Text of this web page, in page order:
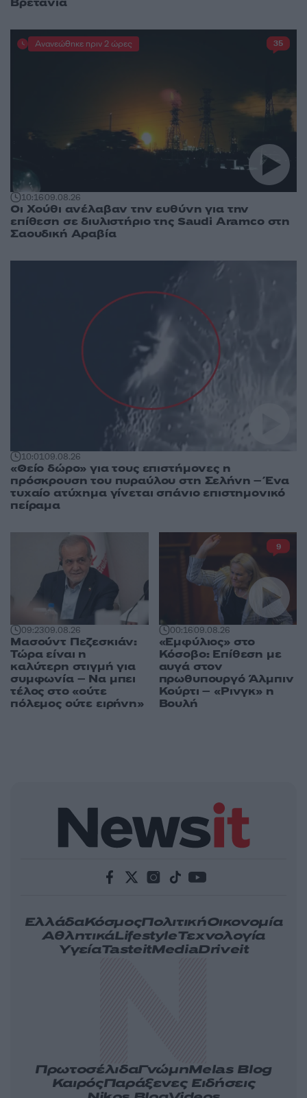
10:1609.08.26
Οι Χούθι ανέλαβαν την ευθύνη για την
επίθεση σε διυλιστήριο της Saudi Aramco στη
Σαουδική Αραβία
Ανανεώθηκε πριν 2 ώρες 35
10:0109.08.26
«Θείο δώρο» για τους επιστήμονες η
πρόσκρουση του πυραύλου στη Σελήνη – Ένα
τυχαίο ατύχημα γίνεται σπάνιο επιστημονικό
πείραμα
09:2309.08.26
Μασούντ Πεζεσκιάν:
Τώρα είναι η
καλύτερη στιγμή για
συμφωνία – Να μπει
τέλος στο «ούτε
πόλεμος ούτε ειρήνη»
00:1609.08.26
«Εμφύλιος» στο
Κόσοβο: Επίθεση με
αυγά στον
πρωθυπουργό Άλμπιν
Κούρτι – «Ρινγκ» η
Βουλή
9
ΕλλάδαΚόσμοςΠολιτικήΟικονομία
ΑθλητικάLifestyleΤεχνολογία
ΥγείαTasteitMediaDriveit
ΠρωτοσέλιδαΓνώμηMelas Blog
ΚαιρόςΠαράξενες Ειδήσεις